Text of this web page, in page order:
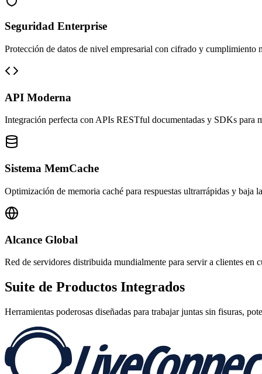
Seguridad Enterprise
Protección de datos de nivel empresarial con cifrado y cumplimiento
API Moderna
Integración perfecta con APIs RESTful documentadas y SDKs para
Sistema MemCache
Optimización de memoria caché para respuestas ultrarrápidas y baja
Alcance Global
Red de servidores distribuida mundialmente para servir a clientes en
Suite de Productos Integrados
Herramientas poderosas diseñadas para trabajar juntas sin fisuras,